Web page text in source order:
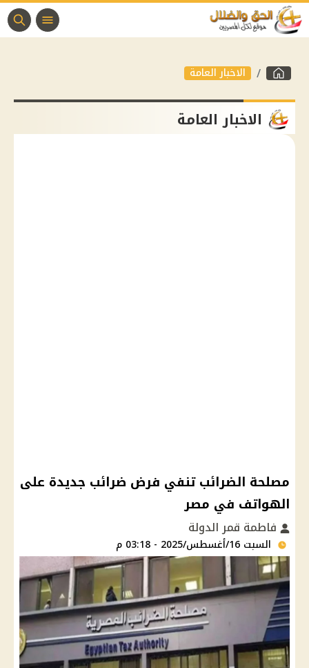
الاخبار العامة
الاخبار العامة
مصلحة الضرائب تنفي فرض ضرائب جديدة على
الهواتف في مصر
فاطمة قمر الدولة
السبت 16/أغسطس/2025 - 03:18 م